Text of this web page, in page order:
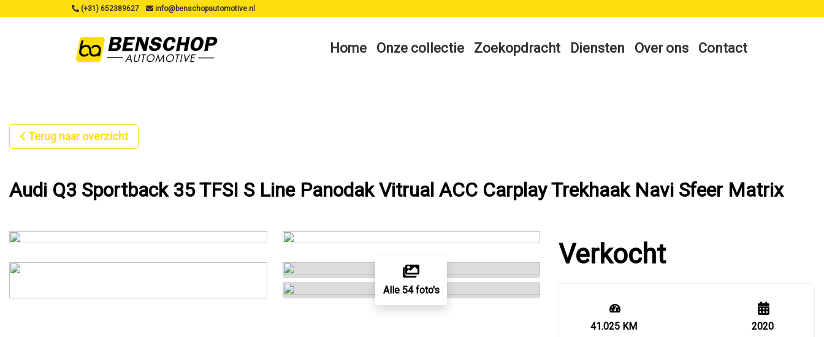
(+31) 652389627 info@benschopautomotive.nl
Home Onze collectie Zoekopdracht Diensten Over ons Contact
Terug naar overzicht
Audi Q3 Sportback 35 TFSI S Line Panodak Vitrual ACC Carplay Trekhaak Navi Sfeer Matrix
Alle 54 foto's
Verkocht
41.025 KM
2020